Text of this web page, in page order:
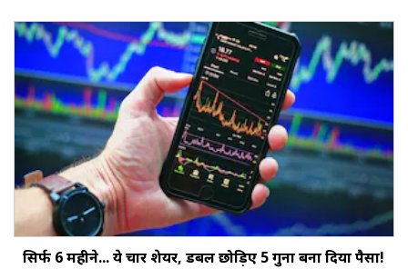
सिर्फ 6 महीने... ये चार शेयर, डबल छोड़‍िए 5 गुना बना दिया पैसा!